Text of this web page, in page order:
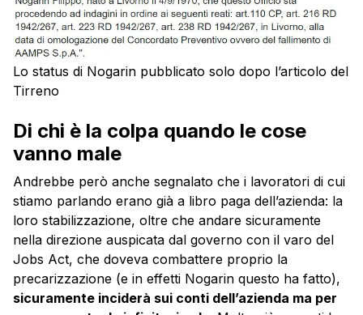
Lo status di Nogarin pubblicato solo dopo l’articolo del
Tirreno
Di chi è la colpa quando le cose
vanno male
Andrebbe però anche segnalato che i lavoratori di cui
stiamo parlando erano già a libro paga dell’azienda: la
loro stabilizzazione, oltre che andare sicuramente
nella direzione auspicata dal governo con il varo del
Jobs Act, che doveva combattere proprio la
precarizzazione (e in effetti Nogarin questo ha fatto),
sicuramente inciderà sui conti dell’azienda ma per